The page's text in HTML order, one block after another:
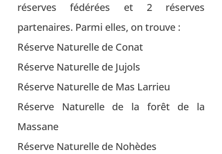
réserves fédérées et 2 réserves
partenaires. Parmi elles, on trouve :
Réserve Naturelle de Conat
Réserve Naturelle de Jujols
Réserve Naturelle de Mas Larrieu
Réserve Naturelle de la forêt de la
Massane
Réserve Naturelle de Nohèdes